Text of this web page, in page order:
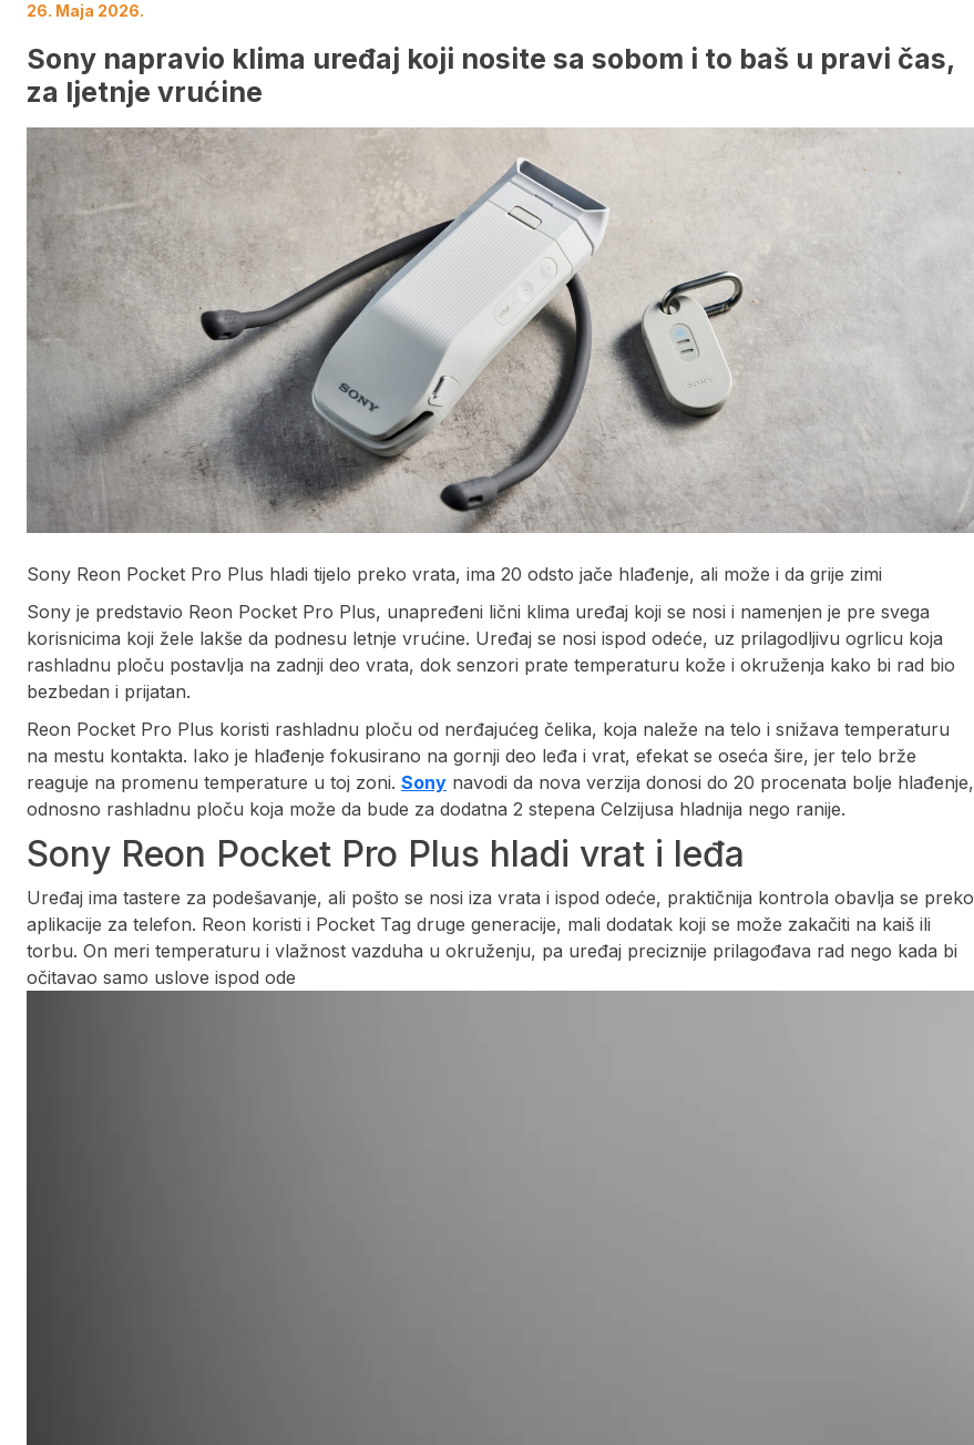
26. Maja 2026.
Sony napravio klima uređaj koji nosite sa sobom i to baš u pravi čas,
za ljetnje vrućine
Sony Reon Pocket Pro Plus hladi tijelo preko vrata, ima 20 odsto jače hlađenje, ali može i da grije zimi
Sony je predstavio Reon Pocket Pro Plus, unapređeni lični klima uređaj koji se nosi i namenjen je pre svega
korisnicima koji žele lakše da podnesu letnje vrućine. Uređaj se nosi ispod odeće, uz prilagodljivu ogrlicu koja
rashladnu ploču postavlja na zadnji deo vrata, dok senzori prate temperaturu kože i okruženja kako bi rad bio
bezbedan i prijatan.
Reon Pocket Pro Plus koristi rashladnu ploču od nerđajućeg čelika, koja naleže na telo i snižava temperaturu
na mestu kontakta. Iako je hlađenje fokusirano na gornji deo leđa i vrat, efekat se oseća šire, jer telo brže
reaguje na promenu temperature u toj zoni. Sony navodi da nova verzija donosi do 20 procenata bolje hlađenje,
odnosno rashladnu ploču koja može da bude za dodatna 2 stepena Celzijusa hladnija nego ranije.
Sony Reon Pocket Pro Plus hladi vrat i leđa
Uređaj ima tastere za podešavanje, ali pošto se nosi iza vrata i ispod odeće, praktičnija kontrola obavlja se preko
aplikacije za telefon. Reon koristi i Pocket Tag druge generacije, mali dodatak koji se može zakačiti na kaiš ili
torbu. On meri temperaturu i vlažnost vazduha u okruženju, pa uređaj preciznije prilagođava rad nego kada bi
očitavao samo uslove ispod ode